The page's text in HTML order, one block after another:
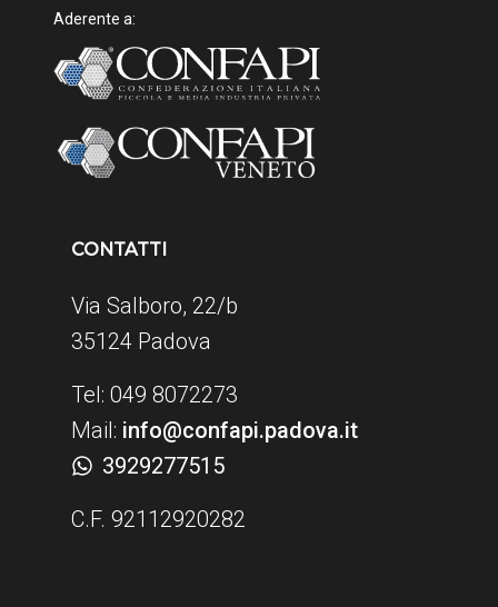
Aderente a:
CONTATTI
Via Salboro, 22/b
35124 Padova
Tel: 049 8072273
Mail: info@confapi.padova.it
3929277515
C.F. 92112920282